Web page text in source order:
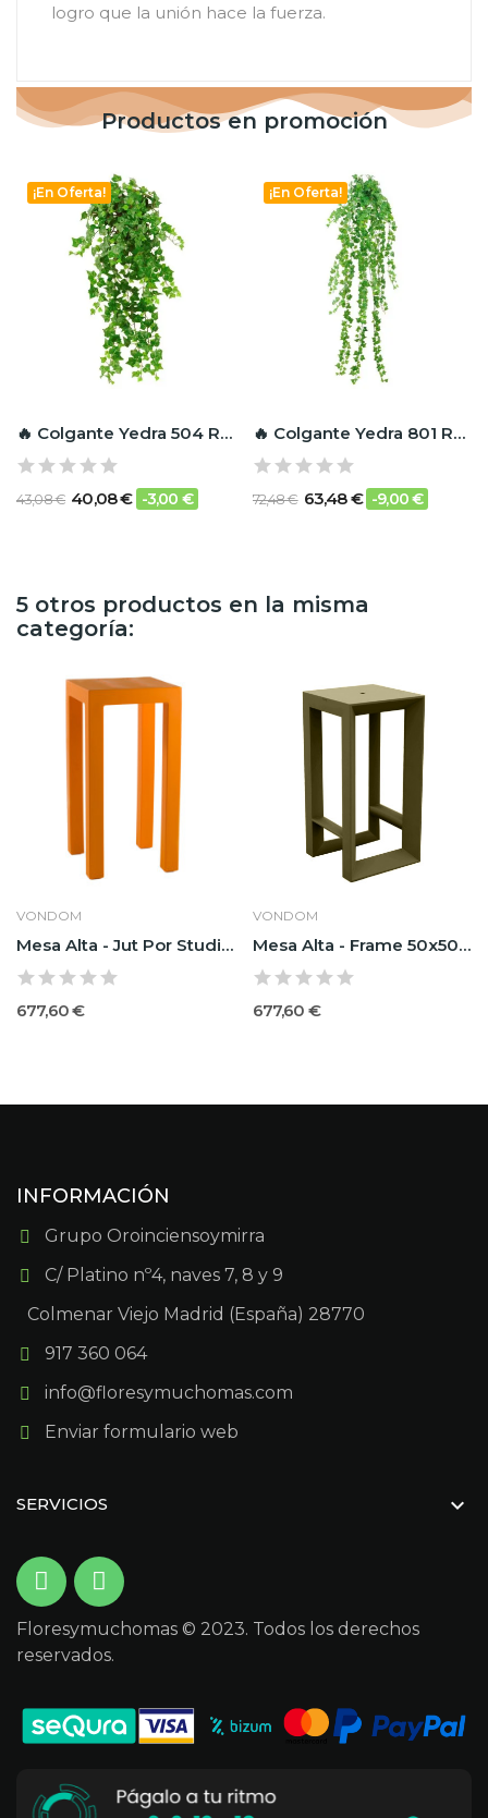
logro que la unión hace la fuerza.
Productos en promoción
¡En Oferta!
🔥 Colgante Yedra 504 RF Ignífugo
43,08 € 40,08 € -3,00 €
¡En Oferta!
🔥 Colgante Yedra 801 RF Ignífugo
72,48 € 63,48 € -9,00 €
5 otros productos en la misma
categoría:
VONDOM
Mesa Alta - Jut Por Studio Vondom 50x50x100
677,60 €
VONDOM
Mesa Alta - Frame 50x50x100 Por Ramón Esteve -...
677,60 €
INFORMACIÓN
Grupo Oroinciensoymirra
C/ Platino nº4, naves 7, 8 y 9
Colmenar Viejo Madrid (España) 28770
917 360 064
info@floresymuchomas.com
Enviar formulario web
SERVICIOS 
Floresymuchomas © 2023. Todos los derechos
reservados.